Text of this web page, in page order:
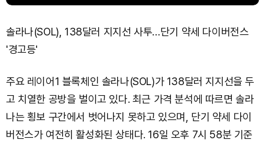
솔라나(SOL), 138달러 지지선 사투…단기 약세 다이버전스
'경고등'
주요 레이어1 블록체인 솔라나(SOL)가 138달러 지지선을 두
고 치열한 공방을 벌이고 있다. 최근 가격 분석에 따르면 솔라
나는 횡보 구간에서 벗어나지 못하고 있으며, 단기 약세 다이
버전스가 여전히 활성화된 상태다. 16일 오후 7시 58분 기준